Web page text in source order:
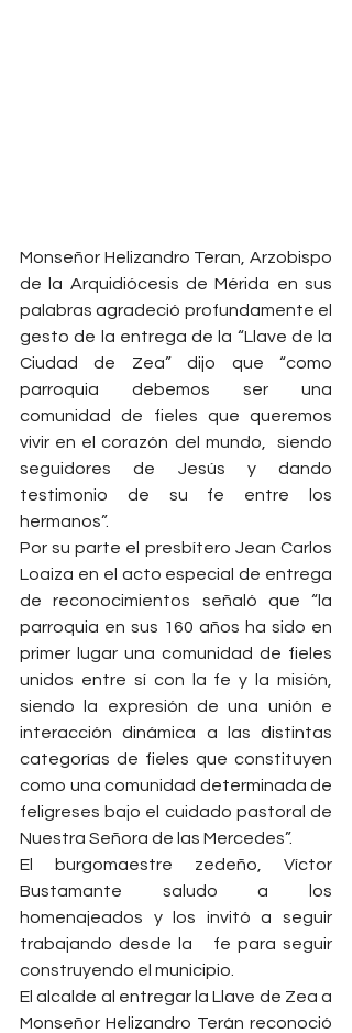
Monseñor Helizandro Teran, Arzobispo
de la Arquidiócesis de Mérida en sus
palabras agradeció profundamente el
gesto de la entrega de la “Llave de la
Ciudad de Zea” dijo que “como
parroquia debemos ser una
comunidad de fieles que queremos
vivir en el corazón del mundo,  siendo
seguidores de Jesús y dando
testimonio de su fe entre los
hermanos”.
Por su parte el presbítero Jean Carlos
Loaiza en el acto especial de entrega
de reconocimientos señaló que “la
parroquia en sus 160 años ha sido en
primer lugar una comunidad de fieles
unidos entre sí con la fe y la misión,
siendo la expresión de una unión e
interacción dinámica a las distintas
categorías de fieles que constituyen
como una comunidad determinada de
feligreses bajo el cuidado pastoral de
Nuestra Señora de las Mercedes”.
El burgomaestre zedeño, Víctor
Bustamante saludo a los
homenajeados y los invitó a seguir
trabajando desde la   fe para seguir
construyendo el municipio.
El alcalde al entregar la Llave de Zea a
Monseñor Helizandro Terán reconoció